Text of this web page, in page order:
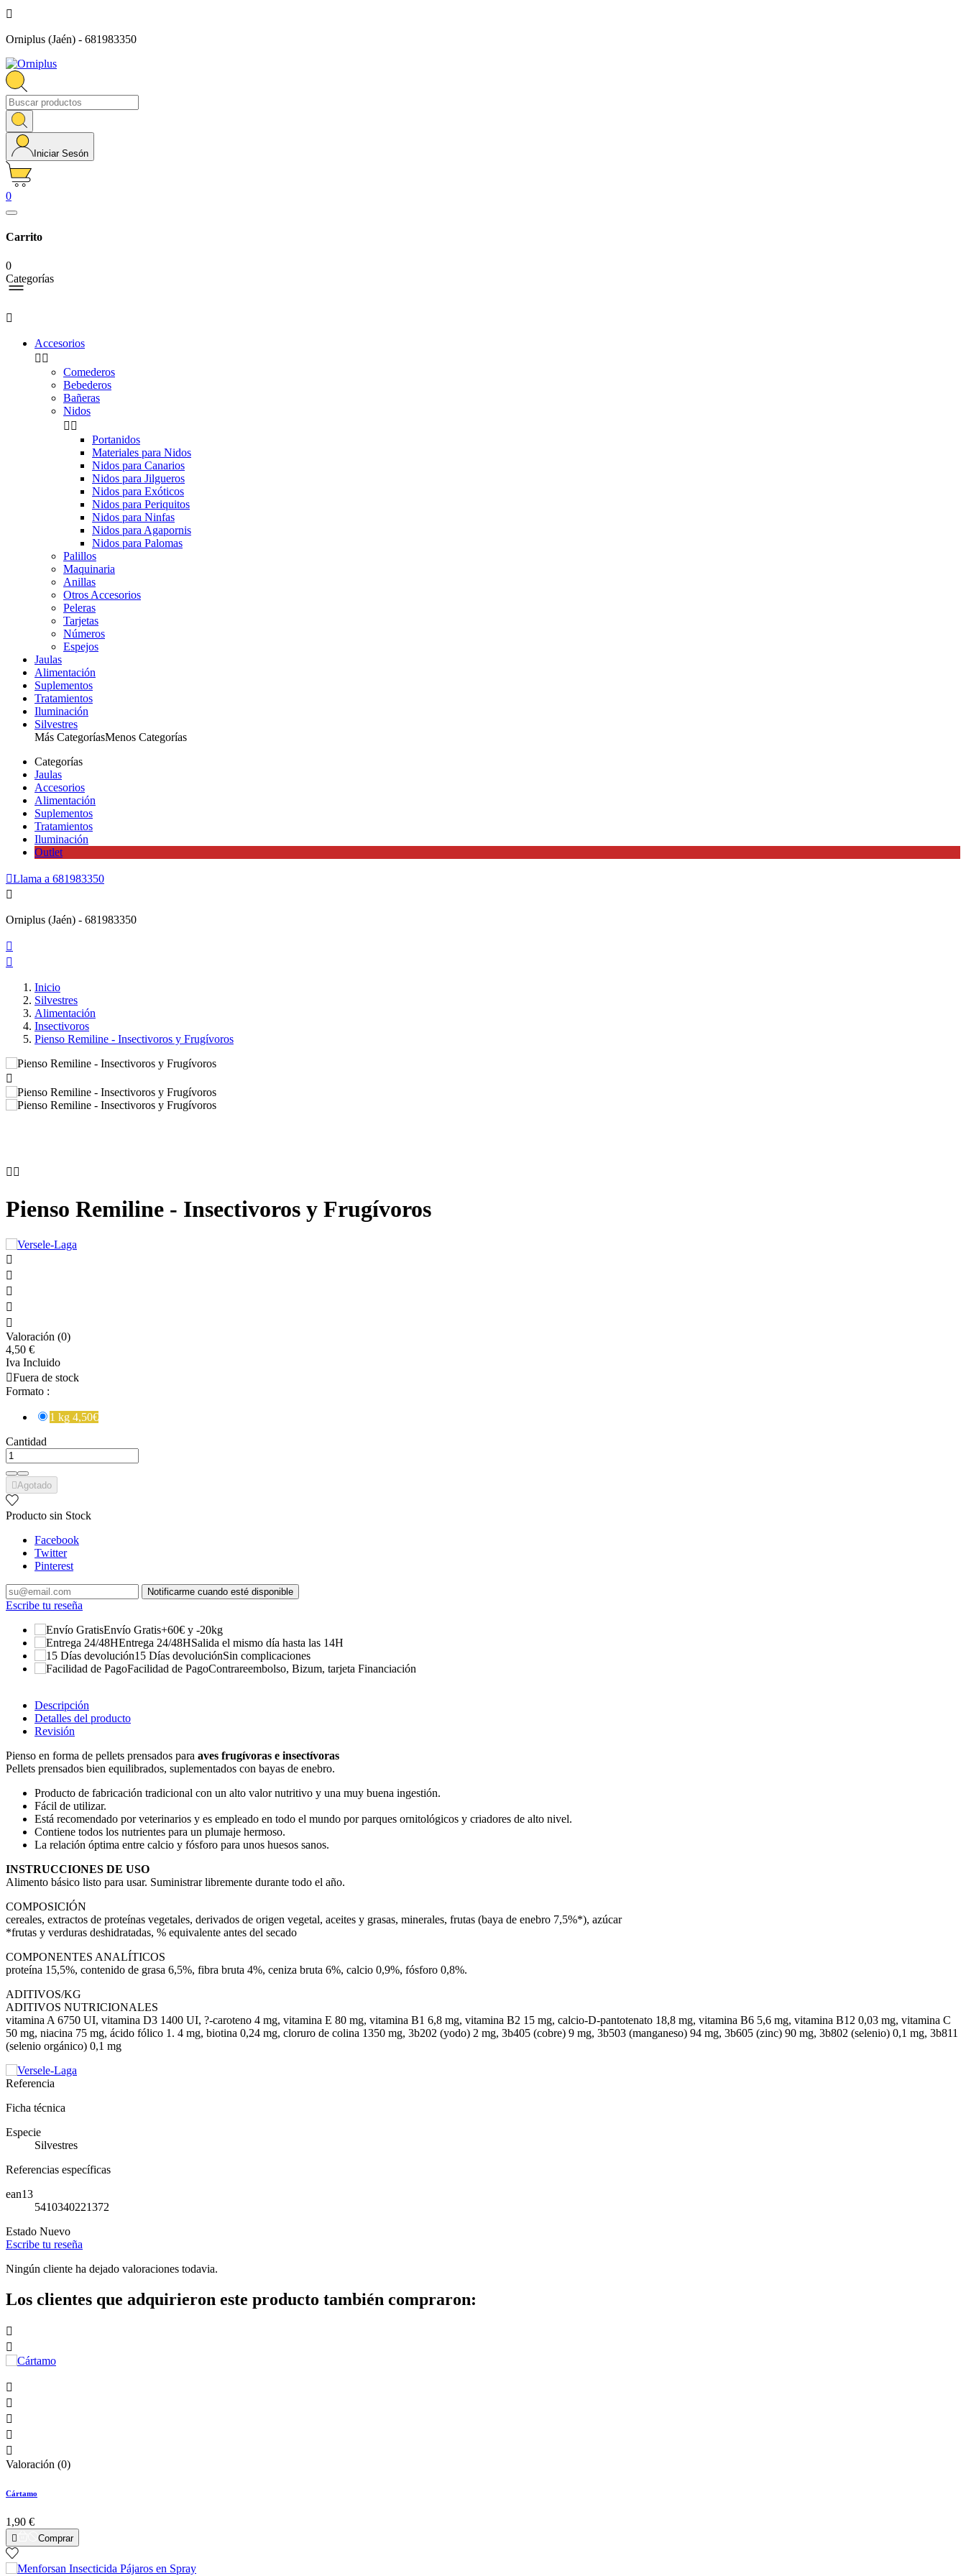

Orniplus (Jaén) - 681983350
Iniciar Sesón
0
Carrito
0
Categorías

Accesorios
 
Comederos
Bebederos
Bañeras
Nidos
 
Portanidos
Materiales para Nidos
Nidos para Canarios
Nidos para Jilgueros
Nidos para Exóticos
Nidos para Periquitos
Nidos para Ninfas
Nidos para Agapornis
Nidos para Palomas
Palillos
Maquinaria
Anillas
Otros Accesorios
Peleras
Tarjetas
Números
Espejos
Jaulas
Alimentación
Suplementos
Tratamientos
Iluminación
Silvestres
Más CategoríasMenos Categorías
Categorías
Jaulas
Accesorios
Alimentación
Suplementos
Tratamientos
Iluminación
Outlet
Llama a 681983350

Orniplus (Jaén) - 681983350


Inicio
Silvestres
Alimentación
Insectivoros
Pienso Remiline - Insectivoros y Frugívoros

 
Pienso Remiline - Insectivoros y Frugívoros





Valoración (0)
4,50 €
Iva Incluido
Fuera de stock
Formato :
1 kg 4,50€
Cantidad
Agotado
Producto sin Stock
Facebook
Twitter
Pinterest
Notificarme cuando esté disponible
Escribe tu reseña
Envío Gratis+60€ y -20kg
Entrega 24/48HSalida el mismo día hasta las 14H
15 Días devoluciónSin complicaciones
Facilidad de PagoContrareembolso, Bizum, tarjeta Financiación
Descripción
Detalles del producto
Revisión
Pienso en forma de pellets prensados para aves frugívoras e insectívoras
Pellets prensados bien equilibrados, suplementados con bayas de enebro.
Producto de fabricación tradicional con un alto valor nutritivo y una muy buena ingestión.
Fácil de utilizar.
Está recomendado por veterinarios y es empleado en todo el mundo por parques ornitológicos y criadores de alto nivel.
Contiene todos los nutrientes para un plumaje hermoso.
La relación óptima entre calcio y fósforo para unos huesos sanos.
INSTRUCCIONES DE USO
Alimento básico listo para usar. Suministrar libremente durante todo el año.
COMPOSICIÓN
cereales, extractos de proteínas vegetales, derivados de origen vegetal, aceites y grasas, minerales, frutas (baya de enebro 7,5%*), azúcar
*frutas y verduras deshidratadas, % equivalente antes del secado
COMPONENTES ANALÍTICOS
proteína 15,5%, contenido de grasa 6,5%, fibra bruta 4%, ceniza bruta 6%, calcio 0,9%, fósforo 0,8%.
ADITIVOS/KG
ADITIVOS NUTRICIONALES
vitamina A 6750 UI, vitamina D3 1400 UI, ?-caroteno 4 mg, vitamina E 80 mg, vitamina B1 6,8 mg, vitamina B2 15 mg, calcio-D-pantotenato 18,8 mg, vitamina B6 5,6 mg, vitamina B12 0,03 mg, vitamina C
50 mg, niacina 75 mg, ácido fólico 1. 4 mg, biotina 0,24 mg, cloruro de colina 1350 mg, 3b202 (yodo) 2 mg, 3b405 (cobre) 9 mg, 3b503 (manganeso) 94 mg, 3b605 (zinc) 90 mg, 3b802 (selenio) 0,1 mg, 3b811
(selenio orgánico) 0,1 mg
Referencia
Ficha técnica
Especie
Silvestres
Referencias específicas
ean13
5410340221372
Estado Nuevo
Escribe tu reseña
Ningún cliente ha dejado valoraciones todavia.
Los clientes que adquirieron este producto también compraron:







Valoración (0)
Cártamo
1,90 €
 Comprar